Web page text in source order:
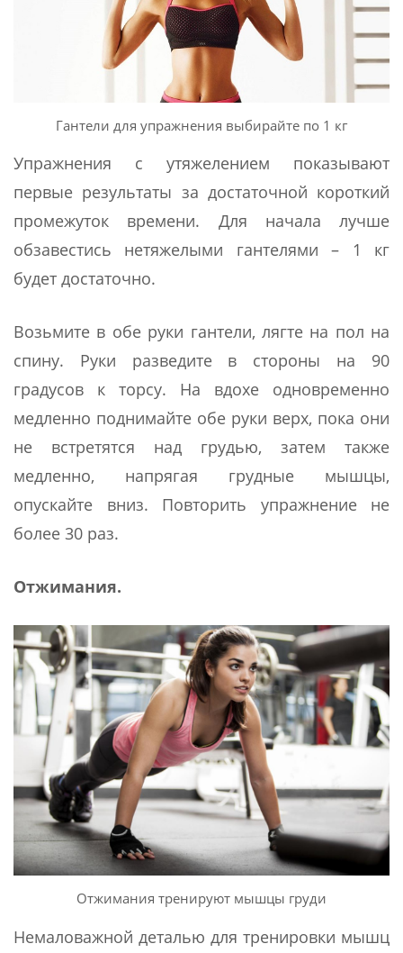
Гантели для упражнения выбирайте по 1 кг
Упражнения с утяжелением показывают
первые результаты за достаточной короткий
промежуток времени. Для начала лучше
обзавестись нетяжелыми гантелями – 1 кг
будет достаточно.
Возьмите в обе руки гантели, лягте на пол на
спину. Руки разведите в стороны на 90
градусов к торсу. На вдохе одновременно
медленно поднимайте обе руки верх, пока они
не встретятся над грудью, затем также
медленно, напрягая грудные мышцы,
опускайте вниз. Повторить упражнение не
более 30 раз.
Отжимания.
Отжимания тренируют мышцы груди
Немаловажной деталью для тренировки мышц